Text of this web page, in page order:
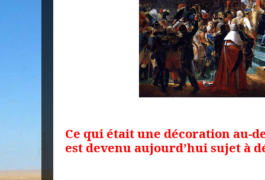
Ce qui était une décoration au-
est devenu aujourd’hui sujet à